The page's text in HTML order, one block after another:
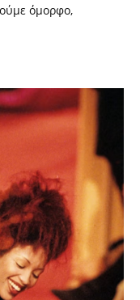
όμορφο,